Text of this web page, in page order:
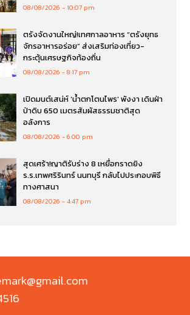
08/08/2026 10:07 pm
ตรังจัดงานใหญ่!เทศกาลอาหาร “ตรังยุทธ
จักรอาหารอร่อย” ส่งเสริมท่องเที่ยว-
กระตุ้นเศรษฐกิจท้องถิ่น
08/08/2026 8:17 pm
เปิดมนต์เสน่ห์ ‘น้ำตกโตนไพร’ พังงา เดินฝ่า
ป่าดิบ 650 เมตรสัมผัสธรรมชาติสุด
อลังการ
08/08/2026 6:00 pm
สุดเศร้า!ญาติรับร่าง 8 เหยื่อกราดยิง
ร.ร.เทพศริรินทร์ นนทบุรี กลับไปประกอบพิธี
ทางศาสนา
08/08/2026 4:47 pm